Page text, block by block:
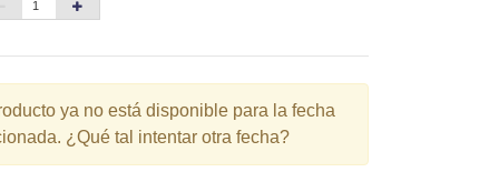
24 27 28 29
31
ya no está disponible para la fecha
¿Qué tal intentar otra fecha?